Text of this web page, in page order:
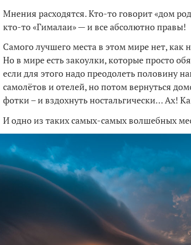
Мнения расходятся. Кто-то говорит «дом
кто-то «Гималаи» — и все абсолютно правы!
Самого лучшего места в этом мире нет, как
Но в мире есть закоулки, которые просто
если для этого надо преодолеть половину
самолётов и отелей, но потом вернуться
фотки – и вздохнуть ностальгически… Ах!
И одно из таких самых-самых волшебных